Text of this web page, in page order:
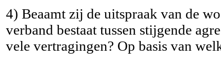
4) Beaamt zij de uitspraak van de
verband bestaat tussen stijgende
vele vertragingen? Op basis van